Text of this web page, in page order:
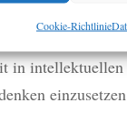
Cookie-Richtlinie
Vielleicht
mit der
in